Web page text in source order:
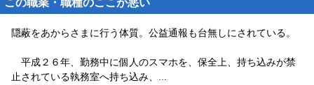
この職業・職種のここが悪い
隠蔽をあからさまに行う体質。公益通報も台無しにされている。
平成２６年、勤務中に個人のスマホを、保全上、持ち込みが禁
止されている執務室へ持ち込み、